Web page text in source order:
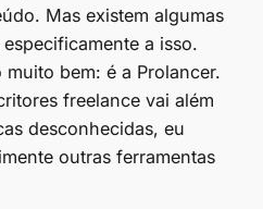
Mas existem algumas
a isso.
bem: é a Prolancer.
freelance vai além
desconhecidas, eu
outras ferramentas